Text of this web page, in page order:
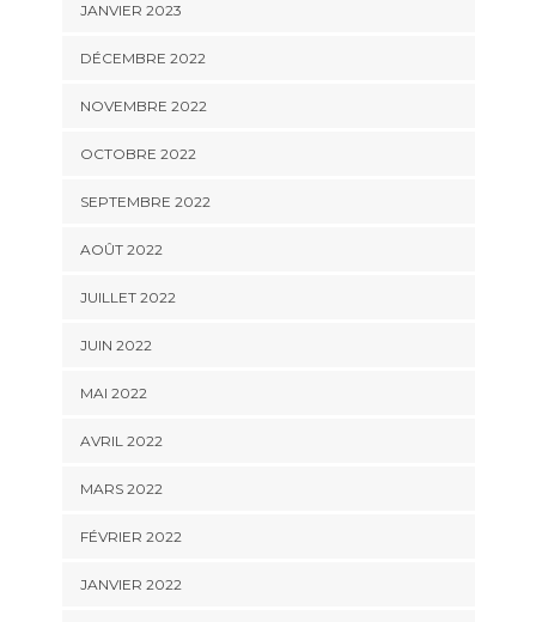
JANVIER 2023
DÉCEMBRE 2022
NOVEMBRE 2022
OCTOBRE 2022
SEPTEMBRE 2022
AOÛT 2022
JUILLET 2022
JUIN 2022
MAI 2022
AVRIL 2022
MARS 2022
FÉVRIER 2022
JANVIER 2022